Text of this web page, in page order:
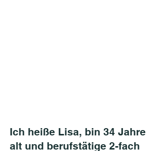
Ich heiße Lisa, bin 34 Jahre
alt und berufstätige 2-fach